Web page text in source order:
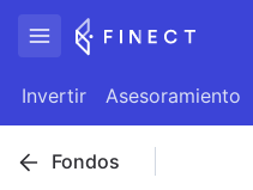
Invertir Asesoramiento
Fondos